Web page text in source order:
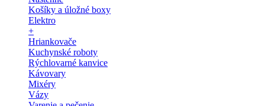
Košíky a úložné boxy
Elektro
+
Hriankovače
Kuchynské roboty
Rýchlovarné kanvice
Kávovary
Mixéry
Vázy